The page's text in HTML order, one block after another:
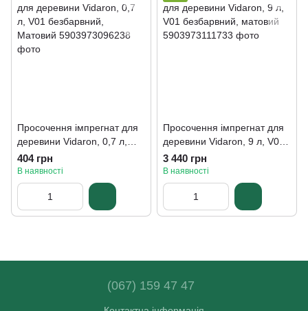
Просочення імпрегнат для
деревини Vidaron, 0,7 л,
V01 безбарвний, Матовий
404 грн
В наявності
Просочення імпрегнат для
деревини Vidaron, 9 л, V01
безбарвний, матовий
3 440 грн
В наявності
(067) 159 47 47